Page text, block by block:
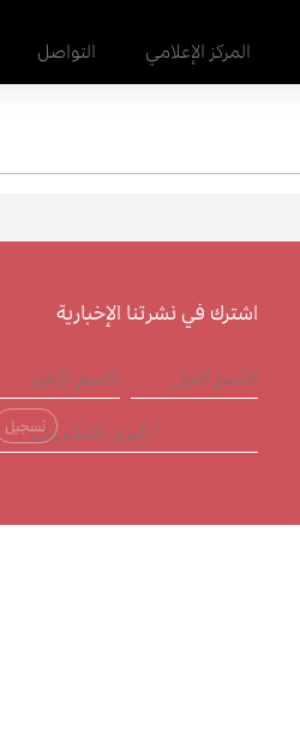
المركز الإعلامي التواصل
اشترك في نشرتنا الإخبارية